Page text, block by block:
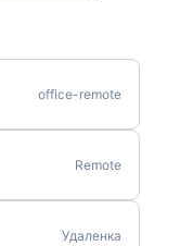
office-remote
Remote
Удаленка